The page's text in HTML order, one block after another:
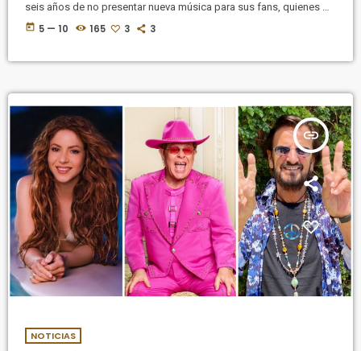
seis años de no presentar nueva música para sus fans, quienes de
inmediato captaron las señales que la cantante puso por todo el
today 5 — 10 165 3 3
insert_link
NOTICIAS